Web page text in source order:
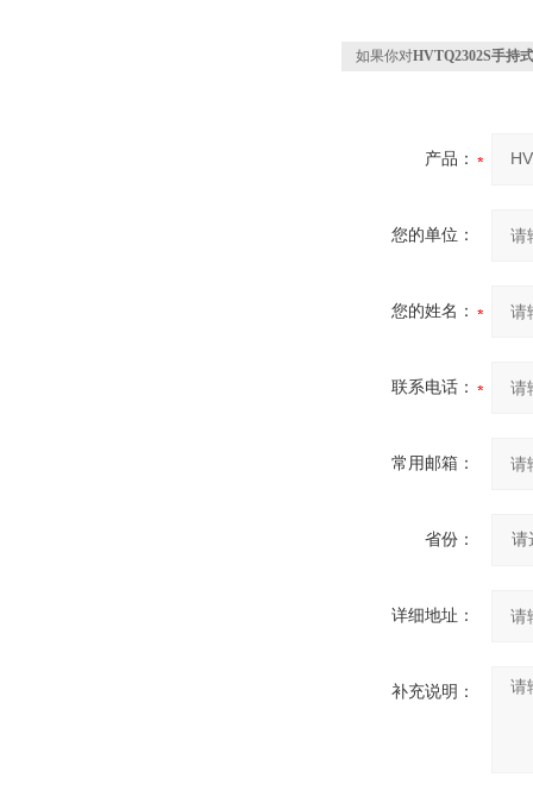
如果你对HVTQ2302S手持
产品：
您的单位：
您的姓名：
联系电话：
常用邮箱：
省份：
详细地址：
补充说明：